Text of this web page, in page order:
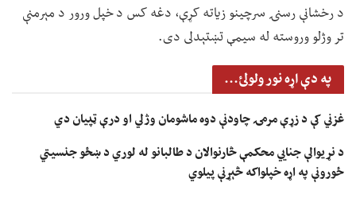
د رخشانې رسنۍ سرچینو زیاته کړې، دغه کس د خپل ورور د مېرمنې
تر وژلو وروسته له سیمې تښتېدلی دی.
په دې اړه نور ولولئ...
غزني کې د زړې مرمۍ چاودنې دوه ماشومان وژلي او درې ټپیان دي
د نړیوالې جنايي محکمې څارنوالان د طالبانو له لوري د ښځو جنسیتي
ځورونې په اړه خپلواکه څېړنې پیلوي